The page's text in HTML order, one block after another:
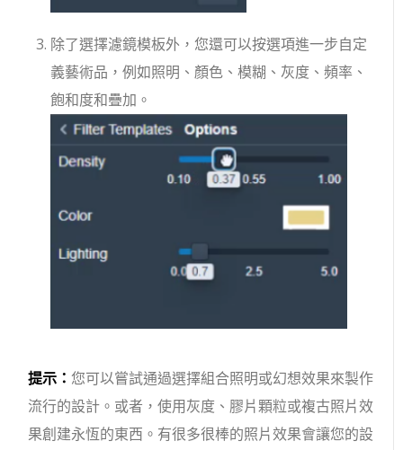
除了選擇濾鏡模板外，您還可以按選項進一步自定
義藝術品，例如照明、顏色、模糊、灰度、頻率、
飽和度和疊加。
提示：您可以嘗試通過選擇組合照明或幻想效果來製作
流行的設計。或者，使用灰度、膠片顆粒或複古照片效
果創建永恆的東西。有很多很棒的照片效果會讓您的設